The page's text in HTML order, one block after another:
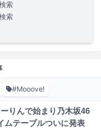
索
索
#Mooove!
りんで始まり乃木坂46
ムテーブルついに発表